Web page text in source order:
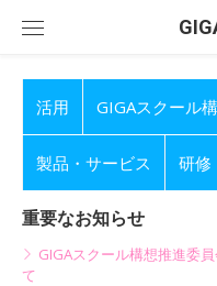
活用 GIGAスクール
製品・サービス 研修
重要なお知らせ
GIGAスクール構想推進委
て